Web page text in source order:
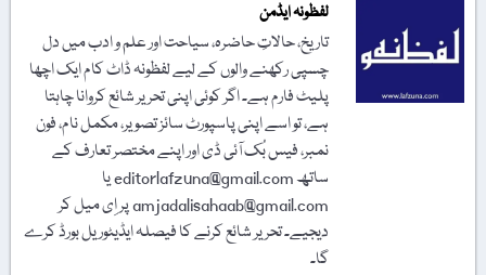
لفظونہ ایڈمن
تاریخ، حالاتِ حاضرہ، سیاحت اور علم و ادب میں دل
چسپی رکھنے والوں کے لیے لفظونہ ڈاٹ کام ایک اچھا
پلیٹ فارم ہے۔ اگر کوئی اپنی تحریر شائع کروانا چاہتا
ہے، تو اسے اپنی پاسپورٹ سائز تصویر، مکمل نام، فون
نمبر، فیس بُک آئی ڈی اور اپنے مختصر تعارف کے
ساتھ editorlafzuna@gmail.com یا
amjadalisahaab@gmail.com پر اِی میل کر
دیجیے۔ تحریر شائع کرنے کا فیصلہ ایڈیٹوریل بورڈ کرے
گا۔